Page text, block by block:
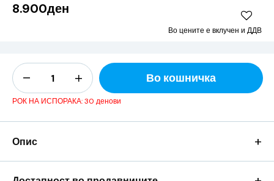
8.900ден
Во цените е вклучен и ДДВ
Во кошничка
РОК НА ИСПОРАКА: 30 денови
Опис +